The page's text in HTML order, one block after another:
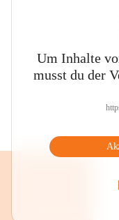
Um Inhalte
musst du der